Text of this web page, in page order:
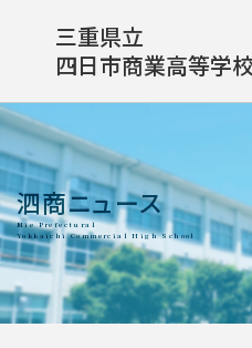
三重県立
四日市商業高等学
泗商ニュース